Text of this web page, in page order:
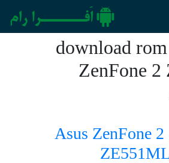
download
ZenFone
رام رسمی Asus ZenFone 2